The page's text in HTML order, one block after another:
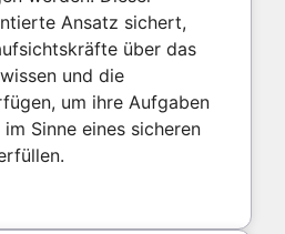
Ansatz sichert,
über das
und die
um ihre Aufgaben
Sinne eines sicheren